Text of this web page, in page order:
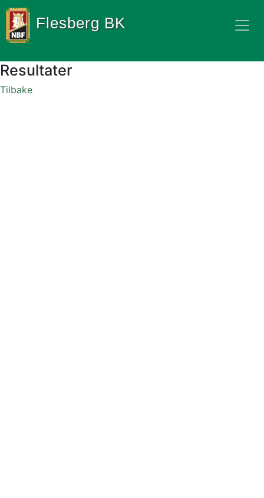
Flesberg BK
Resultater
Tilbake